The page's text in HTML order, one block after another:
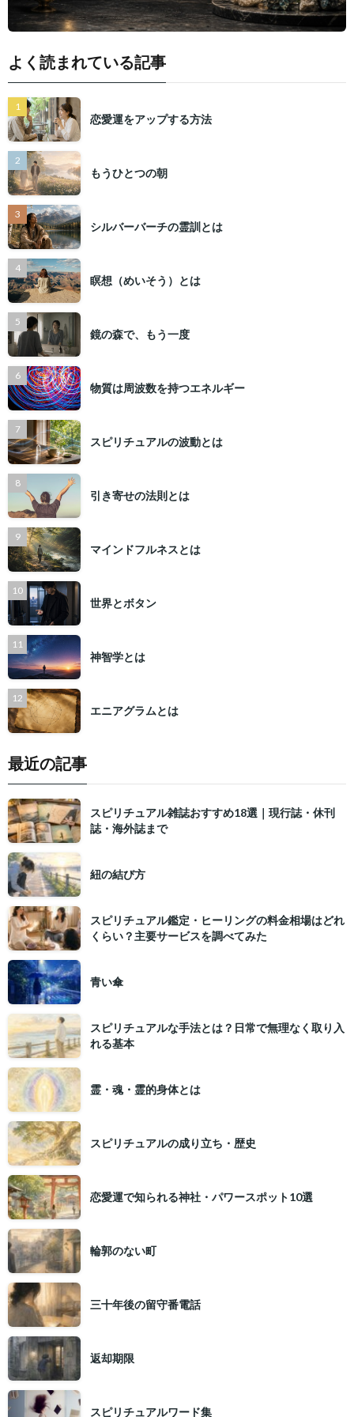
よく読まれている記事
恋愛運をアップする方法
もうひとつの朝
シルバーバーチの霊訓とは
瞑想（めいそう）とは
鏡の森で、もう一度
物質は周波数を持つエネルギー
スピリチュアルの波動とは
引き寄せの法則とは
マインドフルネスとは
世界とボタン
神智学とは
エニアグラムとは
最近の記事
スピリチュアル雑誌おすすめ18選｜現行誌・休刊
誌・海外誌まで
紐の結び方
スピリチュアル鑑定・ヒーリングの料金相場はどれ
くらい？主要サービスを調べてみた
青い傘
スピリチュアルな手法とは？日常で無理なく取り入
れる基本
霊・魂・霊的身体とは
スピリチュアルの成り立ち・歴史
恋愛運で知られる神社・パワースポット10選
輪郭のない町
三十年後の留守番電話
返却期限
スピリチュアルワード集